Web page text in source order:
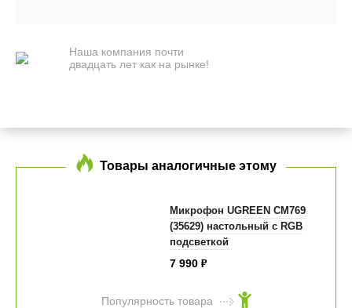
Наша компания почти
двадцать лет как на рынке!
Товары аналогичные этому
Микрофон UGREEN CM769
(35629) настольный с RGB
подсветкой
7 990 ₽
Популярность товара